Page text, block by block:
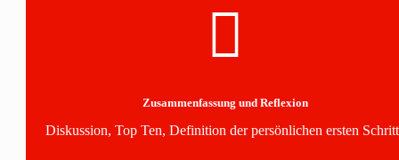
Zusammenfassung und Reflexion
Diskussion, Top Ten, Definition der persönlichen ersten